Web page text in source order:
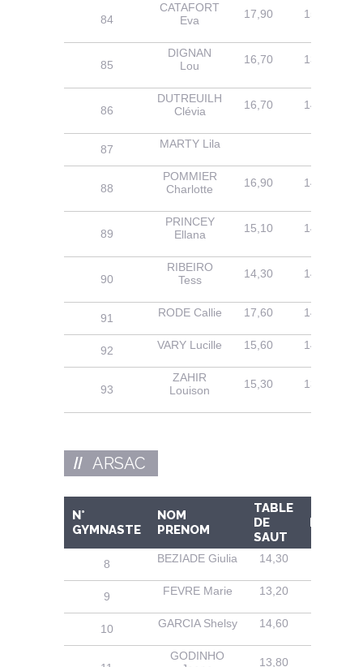
84
CATAFORT
Eva
17,90 15,10
85
DIGNAN
Lou
16,70 13,70
86
DUTREUILH
Clévia
16,70 14,30
87 MARTY Lila
88
POMMIER
Charlotte
16,90 14,40
89
PRINCEY
Ellana
15,10 14,80
90
RIBEIRO
Tess
14,30 14,20
91 RODE Callie 17,60 14,40
92 VARY Lucille 15,60 14,40
93
ZAHIR
Louison
15,30 13,90
ARSAC
N°
GYMNASTE
NOM
PRENOM
TABLE
DE
SAUT
BARRES
8 BEZIADE Giulia 14,30
9 FEVRE Marie 13,20
10 GARCIA Shelsy 14,60
GODINHO
13,80